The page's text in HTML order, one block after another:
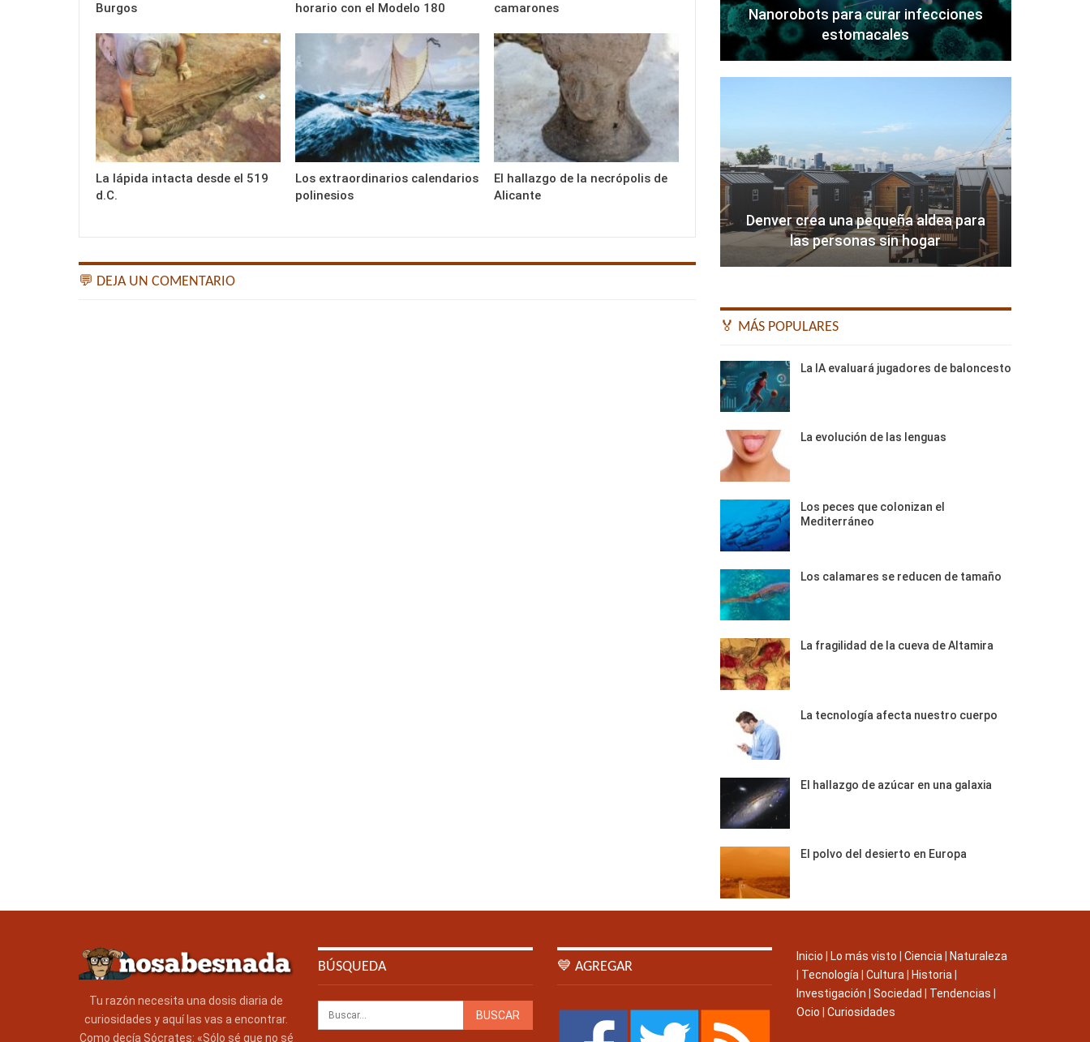
Burgos
horario con el Modelo 180
camarones
La lápida intacta desde el 519
d.C.
Los extraordinarios calendarios
polinesios
El hallazgo de la necrópolis de
Alicante
💬 DEJA UN COMENTARIO
Nanorobots para curar infecciones
estomacales
Denver crea una pequeña aldea para
las personas sin hogar
🏅 MÁS POPULARES
La IA evaluará jugadores de baloncesto
La evolución de las lenguas
Los peces que colonizan el
Mediterráneo
Los calamares se reducen de tamaño
La fragilidad de la cueva de Altamira
La tecnología afecta nuestro cuerpo
El hallazgo de azúcar en una galaxia
El polvo del desierto en Europa
Tu razón necesita una dosis diaria de
curiosidades y aquí las vas a encontrar.
Como decía Sócrates: «Sólo sé que no sé
BÚSQUEDA 💙 AGREGAR
Inicio Lo más visto Ciencia
Naturaleza
Tecnología Cultura Historia
Investigación
Sociedad Tendencias
Ocio
Curiosidades